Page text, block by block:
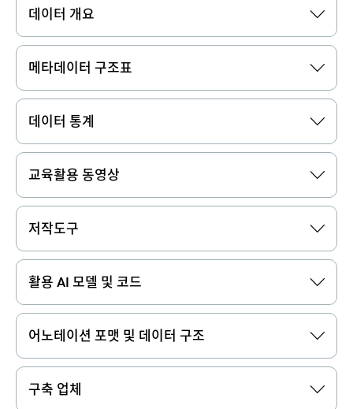
데이터 개요
메타데이터 구조표
데이터 통계
교육활용 동영상
저작도구
활용 AI 모델 및 코드
어노테이션 포맷 및 데이터 구조
구축 업체